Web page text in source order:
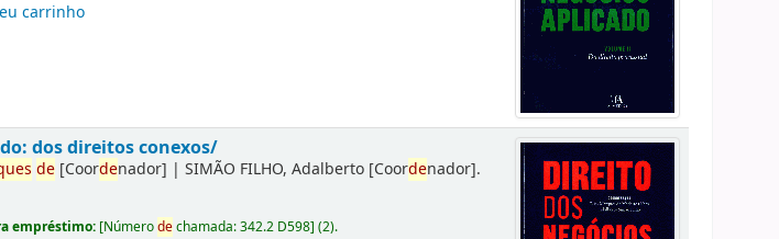
carrinho
dos direitos conexos/
de [Coordenador] |SIMÃO FILHO, Adalberto [Coordenador].
empréstimo: [Númerodechamada:342.2 D598](2).